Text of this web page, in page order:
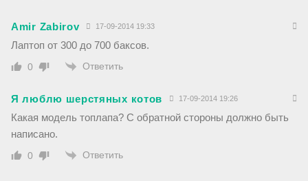
Amir Zabirov 17-09-2014 19:33
Лаптоп от 300 до 700 баксов.
0 Ответить
Я люблю шерстяных котов 17-09-2014 19:26
Какая модель топлапа? С обратной стороны должно быть
написано.
0 Ответить